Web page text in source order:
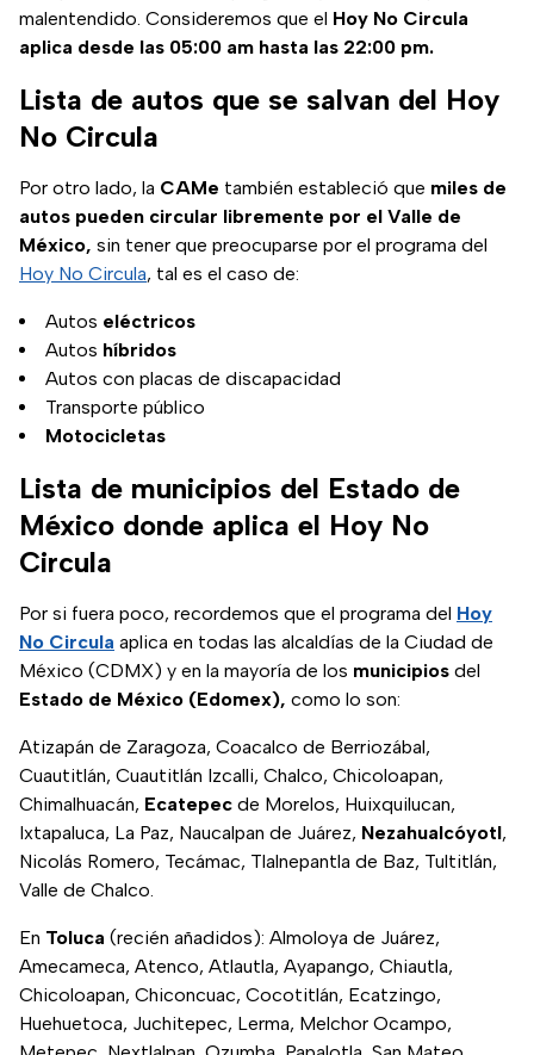
malentendido. Consideremos que el Hoy No Circula
aplica desde las 05:00 am hasta las 22:00 pm.
Lista de autos que se salvan del Hoy
No Circula
Por otro lado, la CAMe también estableció que miles de
autos pueden circular libremente por el Valle de
México, sin tener que preocuparse por el programa del
Hoy No Circula, tal es el caso de:
Autos eléctricos
Autos híbridos
Autos con placas de discapacidad
Transporte público
Motocicletas
Lista de municipios del Estado de
México donde aplica el Hoy No
Circula
Por si fuera poco, recordemos que el programa del Hoy
No Circula aplica en todas las alcaldías de la Ciudad de
México (CDMX) y en la mayoría de los municipios del
Estado de México (Edomex), como lo son:
Atizapán de Zaragoza, Coacalco de Berriozábal,
Cuautitlán, Cuautitlán Izcalli, Chalco, Chicoloapan,
Chimalhuacán, Ecatepec de Morelos, Huixquilucan,
Ixtapaluca, La Paz, Naucalpan de Juárez, Nezahualcóyotl,
Nicolás Romero, Tecámac, Tlalnepantla de Baz, Tultitlán,
Valle de Chalco.
En Toluca (recién añadidos): Almoloya de Juárez,
Amecameca, Atenco, Atlautla, Ayapango, Chiautla,
Chicoloapan, Chiconcuac, Cocotitlán, Ecatzingo,
Huehuetoca, Juchitepec, Lerma, Melchor Ocampo,